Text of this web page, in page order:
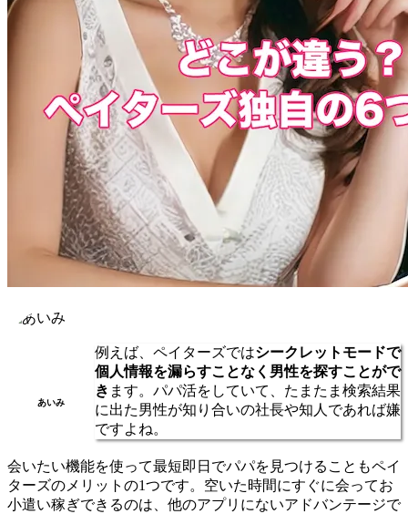
あいみ
例えば、ペイターズではシークレットモードで
個人情報を漏らすことなく男性を探すことがで
き ます。パパ活をしていて、たまたま検索結果
に出た男性が知り合いの社長や知人であれば嫌
ですよね。
会いたい機能を使って最短即日でパパを見つけることもペイ
ターズのメリットの1つです。空いた時間にすぐに会ってお
小遣い稼ぎできるのは、他のアプリにないアドバンテージで